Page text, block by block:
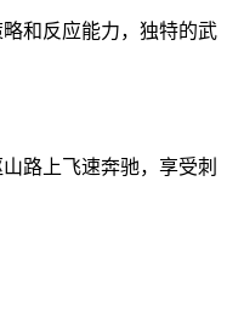
和反应能力，独特的武
路上飞速奔驰，享受刺